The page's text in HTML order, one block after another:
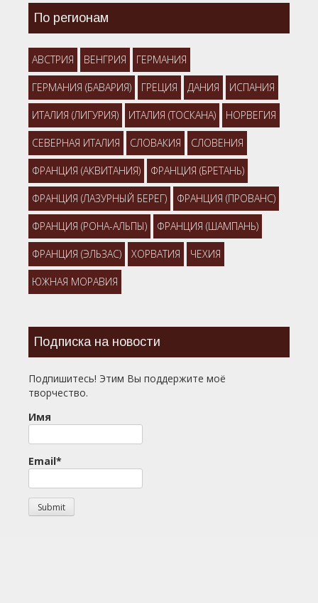
По регионам
АВСТРИЯ ВЕНГРИЯ ГЕРМАНИЯ
ГЕРМАНИЯ (БАВАРИЯ) ГРЕЦИЯ ДАНИЯ ИСПАНИЯ
ИТАЛИЯ (ЛИГУРИЯ) ИТАЛИЯ (ТОСКАНА) НОРВЕГИЯ
СЕВЕРНАЯ ИТАЛИЯ СЛОВАКИЯ СЛОВЕНИЯ
ФРАНЦИЯ (АКВИТАНИЯ) ФРАНЦИЯ (БРЕТАНЬ)
ФРАНЦИЯ (ЛАЗУРНЫЙ БЕРЕГ) ФРАНЦИЯ (ПРОВАНС)
ФРАНЦИЯ (РОНА-АЛЬПЫ) ФРАНЦИЯ (ШАМПАНЬ)
ФРАНЦИЯ (ЭЛЬЗАС) ХОРВАТИЯ ЧЕХИЯ
ЮЖНАЯ МОРАВИЯ
Подписка на новости
Подпишитесь! Этим Вы поддержите моё
творчество.
Имя
Email*